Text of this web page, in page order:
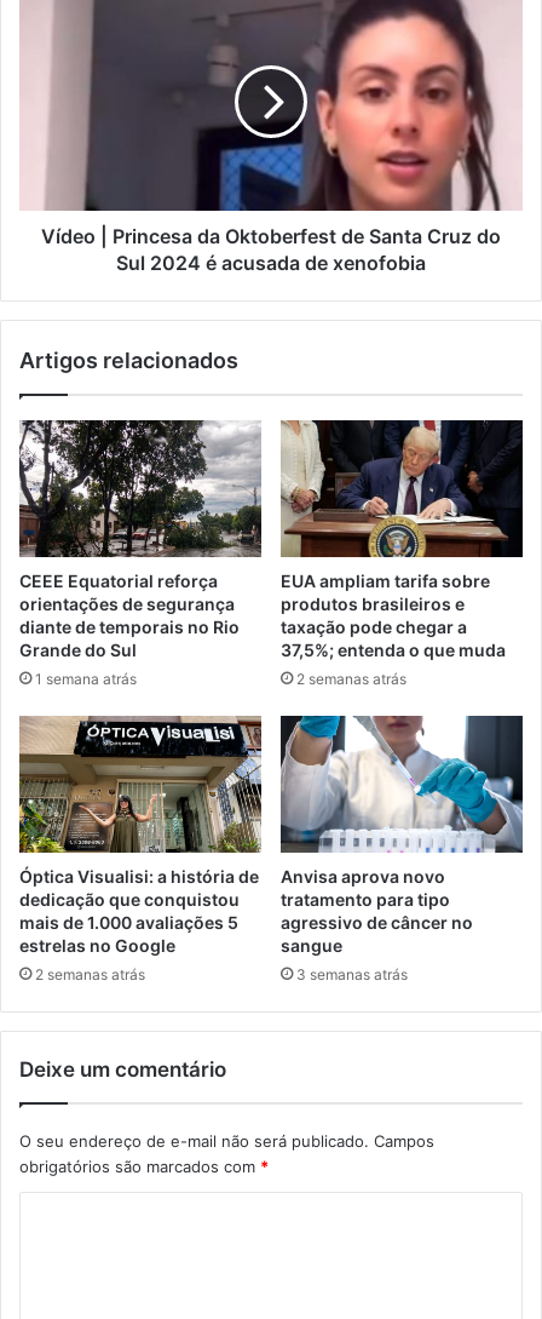
Vídeo | Princesa da Oktoberfest de Santa Cruz do
Sul 2024 é acusada de xenofobia
Artigos relacionados
CEEE Equatorial reforça
orientações de segurança
diante de temporais no Rio
Grande do Sul
1 semana atrás
EUA ampliam tarifa sobre
produtos brasileiros e
taxação pode chegar a
37,5%; entenda o que muda
2 semanas atrás
Óptica Visualisi: a história de
dedicação que conquistou
mais de 1.000 avaliações 5
estrelas no Google
2 semanas atrás
Anvisa aprova novo
tratamento para tipo
agressivo de câncer no
sangue
3 semanas atrás
Deixe um comentário
O seu endereço de e-mail não será publicado. Campos
obrigatórios são marcados com *